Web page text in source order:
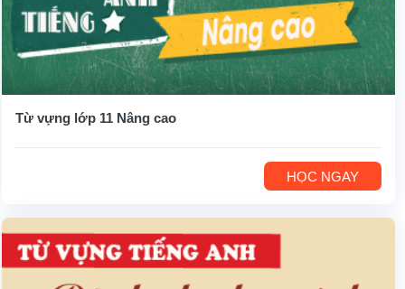
Từ vựng lớp 11 Nâng cao
HỌC NGAY